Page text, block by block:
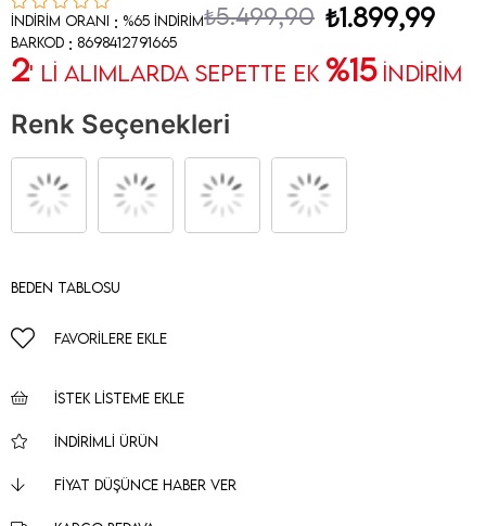
İndirim Oranı : %65 İndirim₺5.499,90 ₺1.899,99
Barkod : 8698412791665
2' Lİ ALIMLARDA SEPETTE EK %15İNDİRİM
Renk Seçenekleri
Beden Tablosu
FAVORILERE EKLE
İSTEK LISTEME EKLE
İNDIRIMLI ÜRÜN
FIYAT DÜŞÜNCE HABER VER